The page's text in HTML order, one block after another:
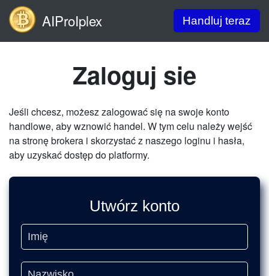
AIProIplex Handluj teraz
Zaloguj sie
Jeśli chcesz, możesz zalogować się na swoje konto
handlowe, aby wznowić handel. W tym celu należy wejść
na stronę brokera i skorzystać z naszego loginu i hasła,
aby uzyskać dostęp do platformy.